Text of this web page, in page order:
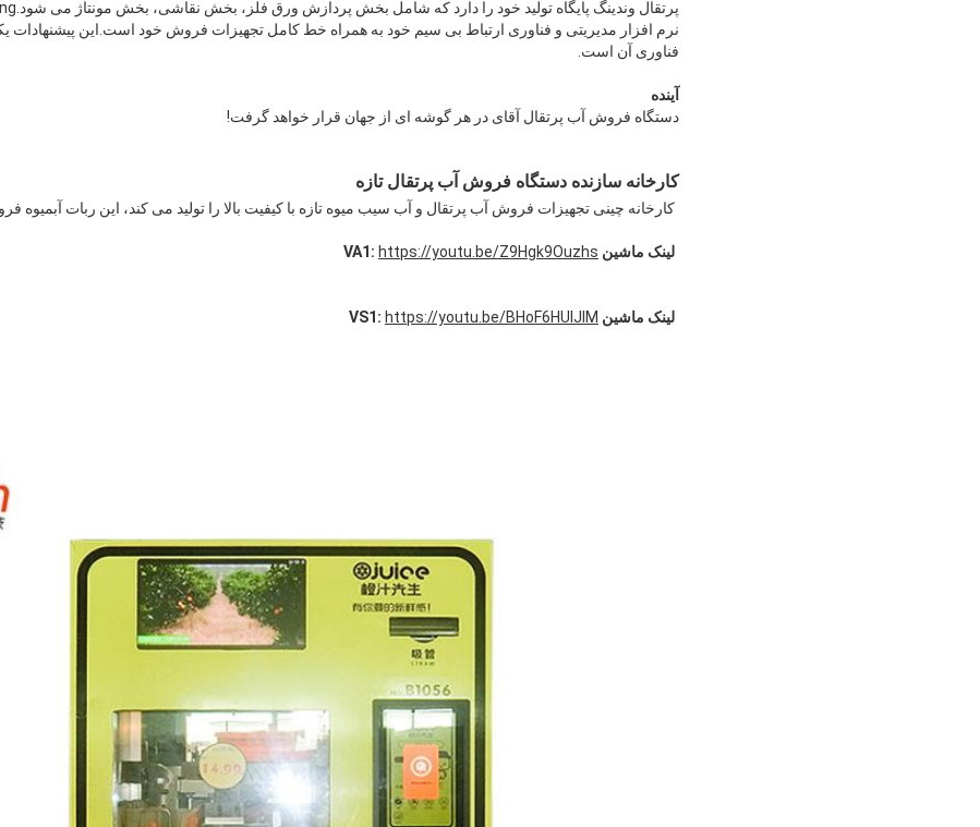
نرم افزار مدیریتی و فناوری ارتباط بی سیم خود به همراه خط کامل تجهیزات فروش خود است.این پیشنهادات
فناوری آن است.
آینده
دستگاه فروش آب پرتقال آقای در هر گوشه ای از جهان قرار خواهد گرفت!
کارخانه سازنده دستگاه فروش آب پرتقال تازه
کارخانه چینی تجهیزات فروش آب پرتقال و آب سیب میوه تازه با کیفیت بالا را تولید می کند، این ربات آبمیوه
لینک ماشین VA1: https://youtu.be/Z9Hgk9Ouzhs
لینک ماشین VS1: https://youtu.be/BHoF6HUlJIM